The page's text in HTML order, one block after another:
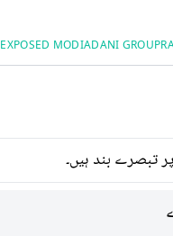
ADANI GROUP
EXPOSED MODI
تبصرے بند ہیں۔